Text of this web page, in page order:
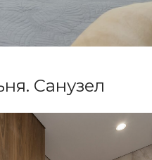
Санузел